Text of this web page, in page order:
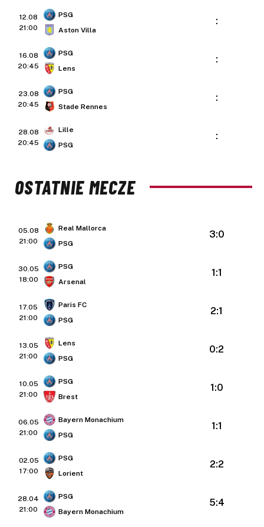
12.08
21:00
PSG
Aston Villa
:
16.08
20:45
PSG
Lens
:
23.08
20:45
PSG
Stade Rennes
:
28.08
20:45
Lille
PSG
:
OSTATNIE MECZE
05.08
21:00
Real Mallorca
PSG
3:0
30.05
18:00
PSG
Arsenal
1:1
17.05
21:00
Paris FC
PSG
2:1
13.05
21:00
Lens
PSG
0:2
10.05
21:00
PSG
Brest
1:0
06.05
21:00
Bayern Monachium
PSG
1:1
02.05
17:00
PSG
Lorient
2:2
28.04
21:00
PSG
Bayern Monachium
5:4